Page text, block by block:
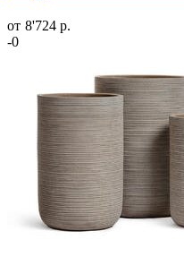
от 8'724 р.
-0